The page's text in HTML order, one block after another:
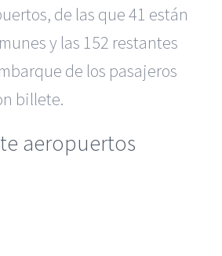
de las que 41 están
y las 152 restantes
de los pasajeros
billete.
aeropuertos